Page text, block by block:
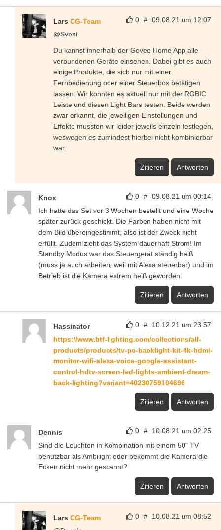
0 # 09.08.21 um 12:07
Lars CG-Team
@Sveni
Du kannst innerhalb der Govee Home App alle
verbundenen Geräte einsehen. Dabei gibt es auch
einige Produkte, die sich nur mit einer
Fernbedienung oder einer Steuerbox betätigen
lassen. Wir konnten es aktuell nur mit der RGBIC
Leiste und diesen Light Bars testen. Beide werden
zwar erkannt, die jeweiligen Einstellungen und
Effekte mussten wir leider jeweils einzeln festlegen,
weswegen es zumindest hierbei nicht kombinierbar
war.
Zitieren Antworten
0 # 09.08.21 um 00:14
Knox
Ich hatte das Set vor 3 Wochen bestellt und eine Woche
später zurück geschickt. Die Farben haben nicht mit
dem Bild übereingestimmt, also ist der Zweck nicht
erfüllt. Zudem zieht das System dauerhaft Strom! Im
Standby Modus war das Steuergerät ständig heiß
(muss ja auch arbeiten, weil mit Alexa steuerbar) und im
Betrieb ist die Kamera extrem heiß geworden.
Zitieren Antworten
0 # 10.12.21 um 23:57
Hassinator
https://www.btf-lighting.com/collections/all-
products/products/tv-pc-backlight-kit-4k-hdmi-
monitor-wifi-alexa-voice-google-assistant-
control-hdtv-screen-led-lights-ambient-dream-
back-lighting?variant=40230759104696
Zitieren Antworten
0 # 10.08.21 um 02:25
Dennis
Sind die Leuchten in Kombination mit einem 50" TV
benutzbar als Ambilight oder bekommt die Kamera die
Ecken nicht mehr gescannt?
Zitieren Antworten
0 # 10.08.21 um 08:52
Lars CG-Team